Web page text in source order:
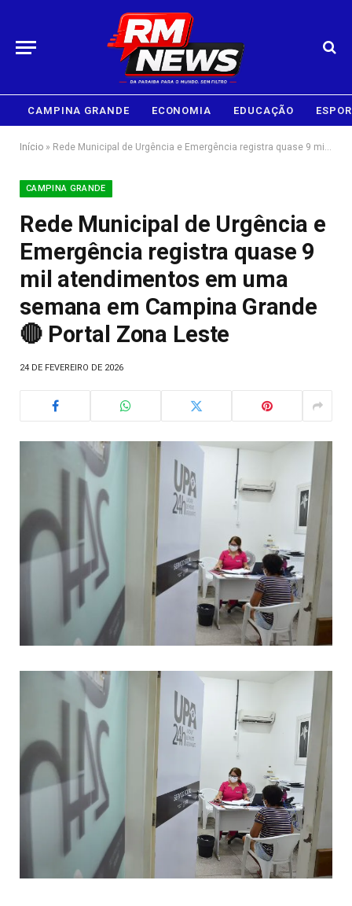
CAMPINA GRANDE ECONOMIA EDUCAÇÃO
Início » Rede Municipal de Urgência e Emergência registra quase 9 mil atendimentos em uma semana em Campina Grande 🔴 Portal Zona Leste
CAMPINA GRANDE
Rede Municipal de Urgência e
Emergência registra quase 9
mil atendimentos em uma
semana em Campina Grande
🔴 Portal Zona Leste
24 DE FEVEREIRO DE 2026